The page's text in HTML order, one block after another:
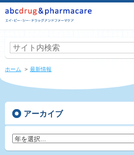
株式会社abcdrug&pharmacare（エイ・ビ
ケア）
ホーム 最新情報
アーカイブ